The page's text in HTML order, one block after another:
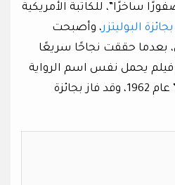
ساخرًا”، للكاتبة الأمريكية
بجائزة البوليتزر، وأصبحت
بعدما حققت نجاحًا سريعًا
فيلم يحمل نفس اسم الرواية
“لا تقتل عصفورًا ساخرًا” عام 1962، وقد فاز بجائزة